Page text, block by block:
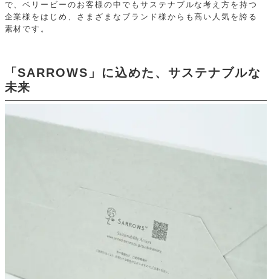
で、ベリービーのお客様の中でもサステナブルな考え方を持つ
企業様をはじめ、さまざまなブランド様からも高い人気を誇る
素材です。
「SARROWS」に込めた、サステナブルな
未来